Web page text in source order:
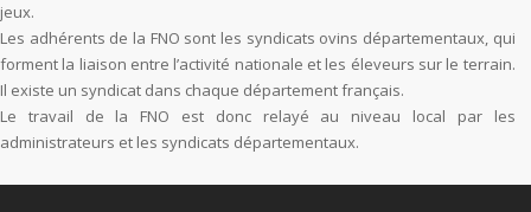
jeux.
Les adhérents de la FNO sont les syndicats ovins départementaux, qui
forment la liaison entre l’activité nationale et les éleveurs sur le terrain.
Il existe un syndicat dans chaque département français.
Le travail de la FNO est donc relayé au niveau local par les
administrateurs et les syndicats départementaux.